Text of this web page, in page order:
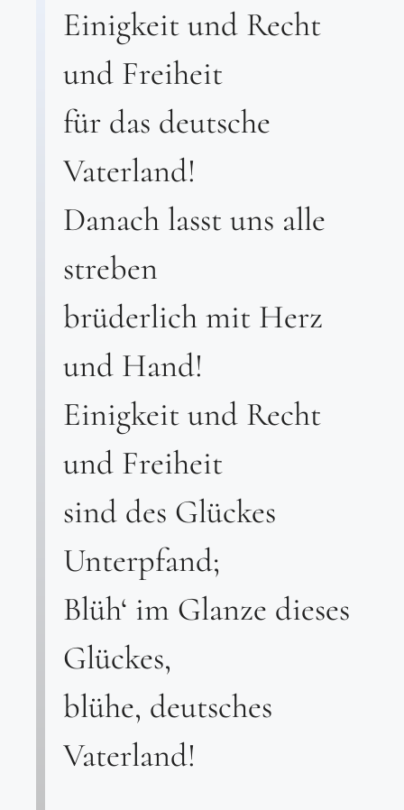
Einigkeit und Recht
und Freiheit
für das deutsche
Vaterland!
Danach lasst uns alle
streben
brüderlich mit Herz
und Hand!
Einigkeit und Recht
und Freiheit
sind des Glückes
Unterpfand;
Blüh‘ im Glanze dieses
Glückes,
blühe, deutsches
Vaterland!